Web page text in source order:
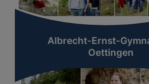
Albrecht-Ernst-
Oettingen